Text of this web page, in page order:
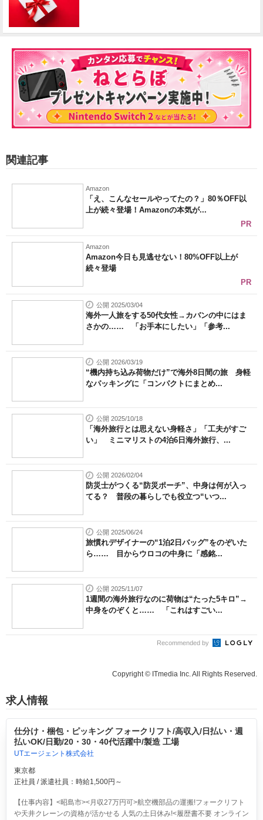
関連記事
Amazon
「え、こんなセールやってたの？」80％OFF以
上が続々登場！Amazonの本気が...
PR
Amazon
Amazon今日も見逃せない！80%OFF以上が
続々登場
PR
公開 2025/03/04
海外一人旅をする50代女性→カバンの中にはま
さかの…… 「お手本にしたい」「参考...
公開 2026/03/19
“機内持ち込み荷物だけ”で海外8日間の旅 身軽
なパッキングに「コンパクトにまとめ...
公開 2025/10/18
「海外旅行とは思えない身軽さ」「工夫がすご
い」 ミニマリストの4泊6日海外旅行、...
公開 2026/02/04
防災士がつくる“防災ポーチ”、中身は何が入っ
てる？ 普段の暮らしでも役立つ“いつ...
公開 2025/06/24
旅慣れデザイナーの“1泊2日バッグ”をのぞいた
ら…… 目からウロコの中身に「感銘...
公開 2025/11/07
1週間の海外旅行なのに荷物は“たった5キロ”→
中身をのぞくと…… 「これはすごい...
Recommended by
Copyright © ITmedia Inc. All Rights Reserved.
求人情報
仕分け・梱包・ピッキング フォークリフト/高収入/日払い・週
払いOK/日勤/20・30・40代活躍中/製造 工場
UTエージェント株式会社
東京都
正社員 / 派遣社員：時給1,500円～
【仕事内容】<昭島市><月収27万円可>航空機部品の運搬!フォークリフト
や天井クレーンの資格が活かせる 人気の土日休み!<履歴書不要 オンライン